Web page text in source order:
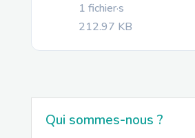
1 fichier·s
212.97 KB
Qui sommes-nous ?